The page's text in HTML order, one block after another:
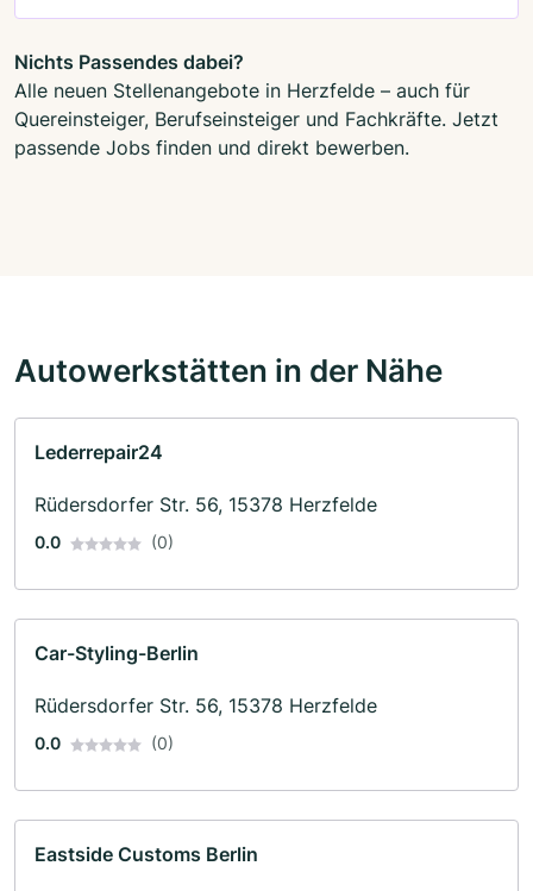
Nichts Passendes dabei?
Alle neuen Stellenangebote in Herzfelde – auch für
Quereinsteiger, Berufseinsteiger und Fachkräfte. Jetzt
passende Jobs finden und direkt bewerben.
Autowerkstätten in der Nähe
Lederrepair24
Rüdersdorfer Str. 56, 15378 Herzfelde
0.0 (0)
Car-Styling-Berlin
Rüdersdorfer Str. 56, 15378 Herzfelde
0.0 (0)
Eastside Customs Berlin